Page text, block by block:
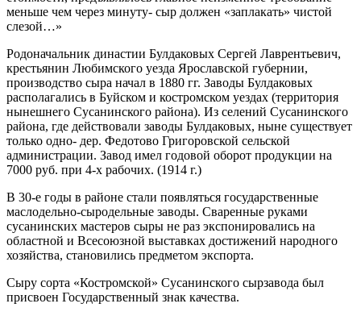
меньше чем через минуту- сыр должен «заплакать» чистой
слезой…»
Родоначальник династии Булдаковых Сергей Лаврентьевич,
крестьянин Любимского уезда Ярославской губернии,
производство сыра начал в 1880 гг. Заводы Булдаковых
располагались в Буйском и костромском уездах (территория
нынешнего Сусанинского района). Из селений Сусанинского
района, где действовали заводы Булдаковых, ныне существует
только одно- дер. Федотово Григоровской сельской
администрации. Завод имел годовой оборот продукции на
7000 руб. при 4-х рабочих. (1914 г.)
В 30-е годы в районе стали появляться государственные
маслодельно-сыродельные заводы. Сваренные руками
сусанинских мастеров сыры не раз экспонировались на
областной и Всесоюзной выставках достижений народного
хозяйства, становились предметом экспорта.
Сыру сорта «Костромской» Сусанинского сырзавода был
присвоен Государственный знак качества.